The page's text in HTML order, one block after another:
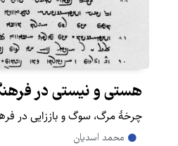
هستی و نیستی در
چرخۀ مرگ، سوگ و باززایی در
محمد اسدیان